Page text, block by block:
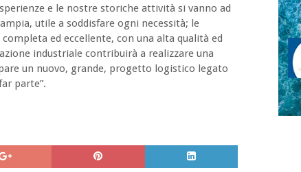
e le nostre storiche attività si vanno ad
utile a soddisfare ogni necessità; le
ed eccellente, con una alta qualità ed
industriale contribuirà a realizzare una
un nuovo, grande, progetto logistico legato
parte”.